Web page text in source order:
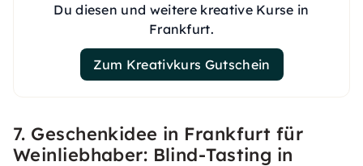
Du diesen und weitere kreative Kurse in
Frankfurt.
Zum Kreativkurs Gutschein
7. Geschenkidee in Frankfurt für
Weinliebhaber: Blind-Tasting in